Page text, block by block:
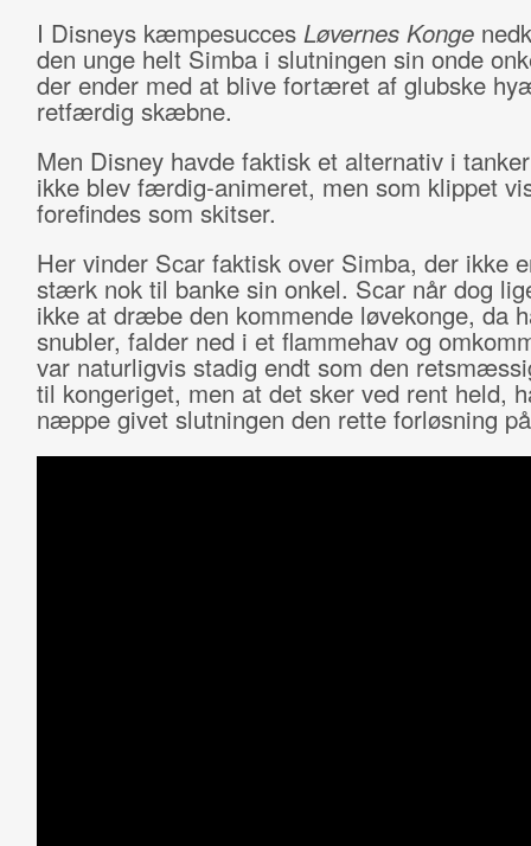
I Disneys kæmpesucces Løvernes Konge
den unge helt Simba i slutningen sin onde
der ender med at blive fortæret af glubske
retfærdig skæbne.
Men Disney havde faktisk et alternativ i
ikke blev færdig-animeret, men som klippet
forefindes som skitser.
Her vinder Scar faktisk over Simba, der ikke
stærk nok til banke sin onkel. Scar når dog
ikke at dræbe den kommende løvekonge, da
snubler, falder ned i et flammehav og
var naturligvis stadig endt som den
til kongeriget, men at det sker ved rent held,
næppe givet slutningen den rette forløsning